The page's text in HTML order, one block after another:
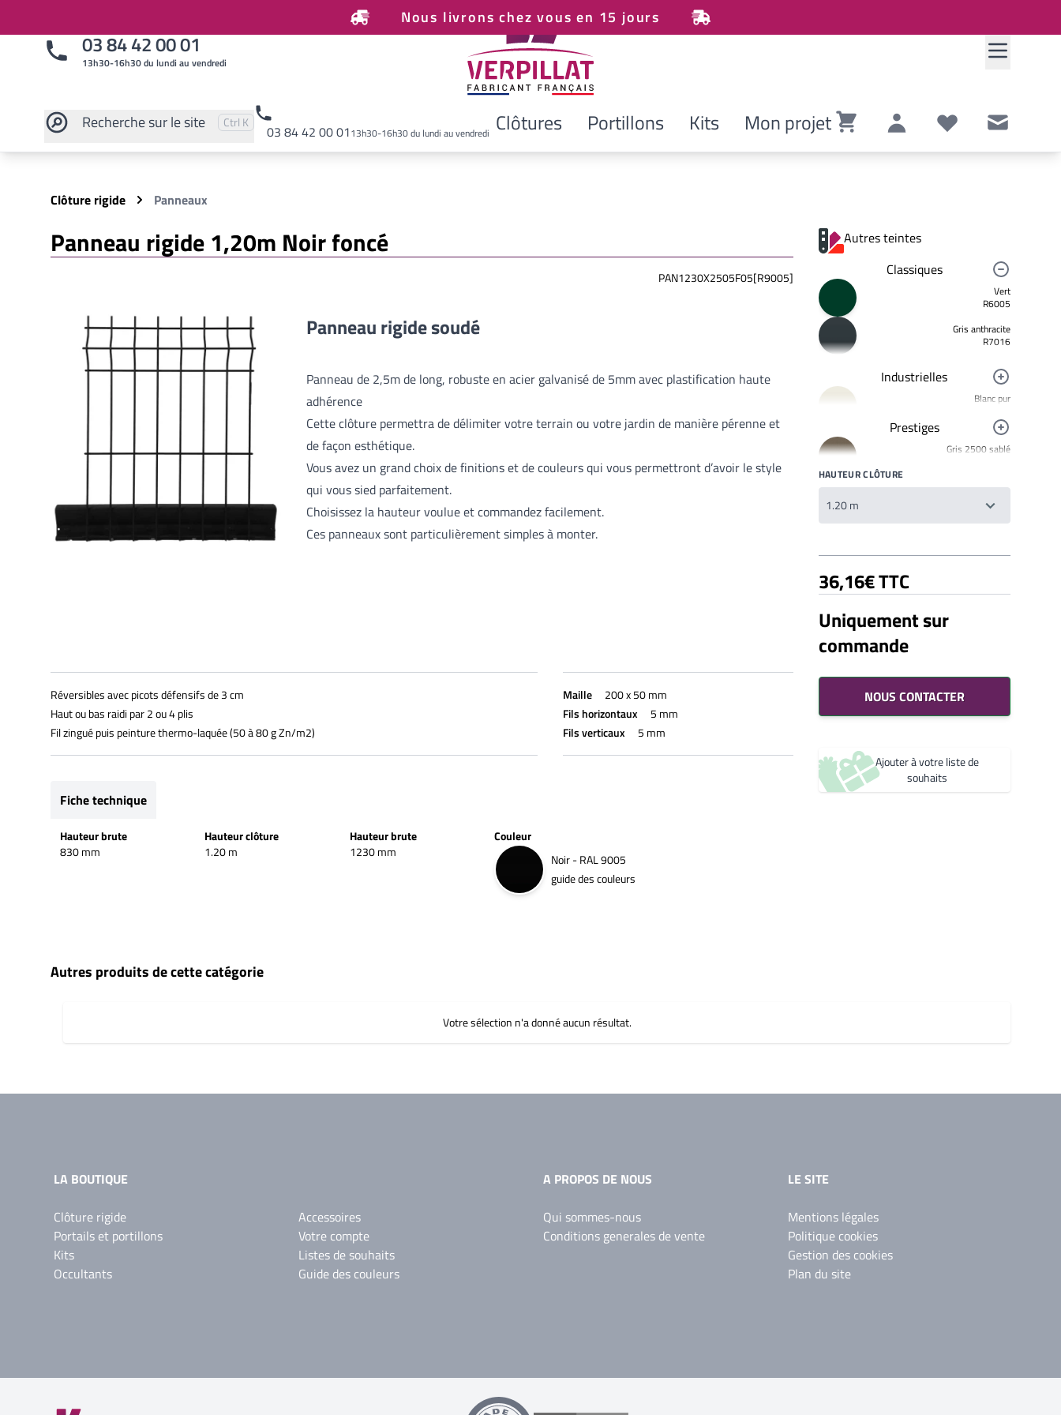
Nous livrons chez vous en 15 jours
03 84 42 00 01
13h30-16h30 du lundi au vendredi
Recherchesur le site Pressez
Ctrl et
K pour rechercher
03 84 42 00 0113h30-16h30 du lundi au vendredi Clôtures Portillons Kits Mon projet
Rechercher sur le site
Clôture rigide Panneaux
Panneau rigide 1,20m Noir foncé
PAN1230X2505F05[R9005]
Panneau rigide soudé
Panneau de 2,5m de long, robuste en acier galvanisé de 5mm avec plastification haute
adhérence
Cette clôture permettra de délimiter votre terrain ou votre jardin de manière pérenne et
de façon esthétique.
Vous avez un grand choix de finitions et de couleurs qui vous permettront d’avoir le style
qui vous sied parfaitement.
Choisissez la hauteur voulue et commandez facilement.
Ces panneaux sont particulièrement simples à monter.
Réversibles avec picots défensifs de 3 cm
Haut ou bas raidi par 2 ou 4 plis
Fil zingué puis peinture thermo-laquée (50 à 80 g Zn/m2)
Maille
200 x 50 mm
Fils horizontaux
5 mm
Fils verticaux
5 mm
Fiche technique
Hauteur brute
830 mm
Hauteur clôture
1.20 m
Hauteur brute
1230 mm
Couleur
Noir - RAL 9005
guide des couleurs
Autres teintes
Classiques
Vert
R6005
Gris anthracite
R7016
Industrielles
Blanc pur
Jaune signalisation
R1023
R3020
Prestiges
Gris 2500 sablé
Bronze 2525
YW283F
Mars 2525 Sablé
Gris 2900 Sablé
Bleu 2600 Sablé
YW360F
HAUTEUR CLÔTURE
36,16€ TTC
Uniquement sur
commande
NOUS CONTACTER
Votre liste de souhaits
0,00€
Ajouter à votre liste de
souhaits
Autres produits de cette catégorie
Votre sélection n'a donné aucun résultat.
LA BOUTIQUE
Clôture rigide
Portails et portillons
Kits
Occultants
Accessoires
Votre compte
Listes de souhaits
Guide des couleurs
A PROPOS DE NOUS
Qui sommes-nous
Conditions generales de vente
LE SITE
Mentions légales
Politique cookies
Gestion des cookies
Plan du site